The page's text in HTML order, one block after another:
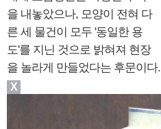
을 내놓았으나, 모양이 전혀 다
른 세 물건이 모두 '동일한 용
도'를 지닌 것으로 밝혀져 현장
을 놀라게 만들었다는 후문이다.
X